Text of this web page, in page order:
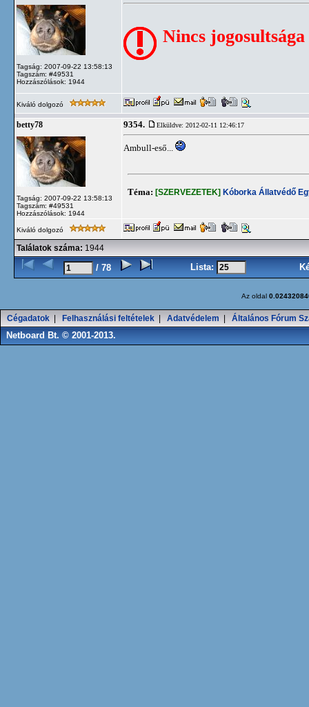
Tagság: 2007-09-22 13:58:13
Tagszám: #49531
Hozzászólások: 1944
Nincs
Kiváló dolgozó
betty78
Tagság: 2007-09-22 13:58:13
Tagszám: #49531
Hozzászólások: 1944
9354. Elküldve: 2012-02-11 12:46:17
Ambull-eső...
Téma: [SZERVEZETEK] Kóborka Állatvédő
Kiváló dolgozó
Találatok száma: 1944
/ 78 Lista:
Az oldal
Cégadatok Felhasználási feltételek Adatvédelem Általános Fórum
Netboard Bt. © 2001-2013.